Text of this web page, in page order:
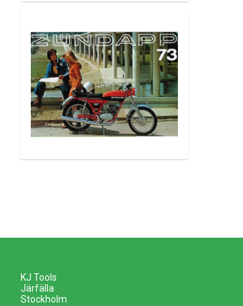
KJ Tools
Järfälla
Stockholm